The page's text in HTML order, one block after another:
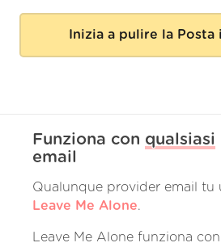
Inizia a pulire la Posta
Funziona con qualsiasi
email
Qualunque provider email tu
Leave Me Alone.
Leave Me Alone funziona